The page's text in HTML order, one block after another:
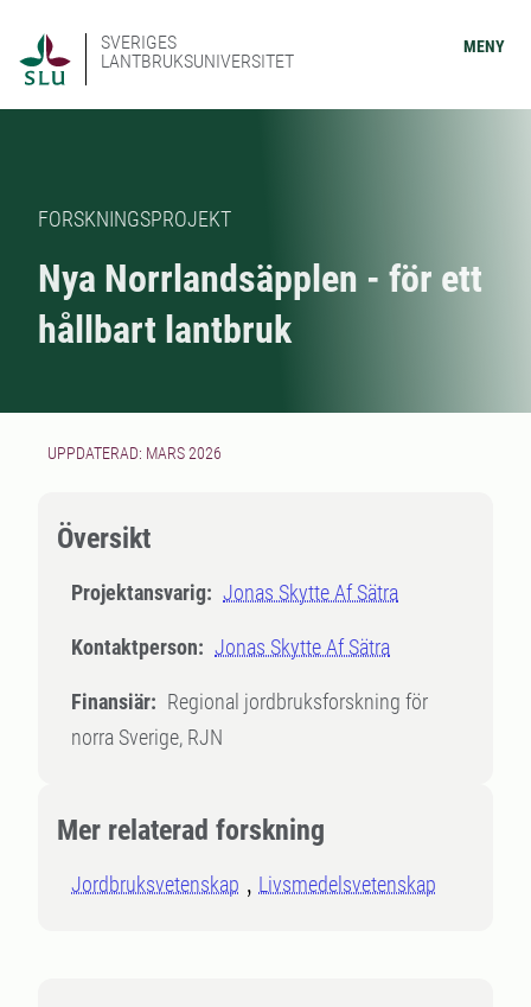
SVERIGES
LANTBRUKSUNIVERSITET
MENY
FORSKNINGSPROJEKT
Nya Norrlandsäpplen - för ett
hållbart lantbruk
UPPDATERAD: MARS 2026
Översikt
Projektansvarig: Jonas Skytte Af Sätra
Kontaktperson: Jonas Skytte Af Sätra
Finansiär: Regional jordbruksforskning för
norra Sverige, RJN
Mer relaterad forskning
Jordbruksvetenskap Livsmedelsvetenskap